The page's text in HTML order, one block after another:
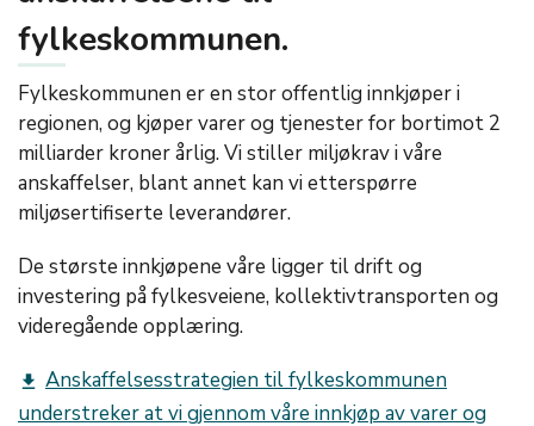
fylkeskommunen.
Fylkeskommunen er en stor offentlig innkjøper i
regionen, og kjøper varer og tjenester for bortimot 2
milliarder kroner årlig. Vi stiller miljøkrav i våre
anskaffelser, blant annet kan vi etterspørre
miljøsertifiserte leverandører.
De største innkjøpene våre ligger til drift og
investering på fylkesveiene, kollektivtransporten og
videregående opplæring.
get_app Anskaffelsesstrategien til fylkeskommunen
understreker at vi gjennom våre innkjøp av varer og